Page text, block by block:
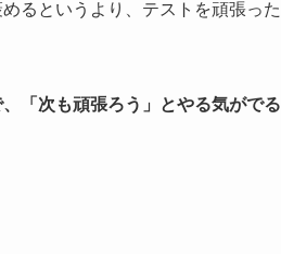
るというより、テストを頑張った
「次も頑張ろう」とやる気がでる